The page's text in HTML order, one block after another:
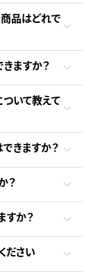
品はどれで
ますか？
いて教えて
きますか？
？
すか？
ださい